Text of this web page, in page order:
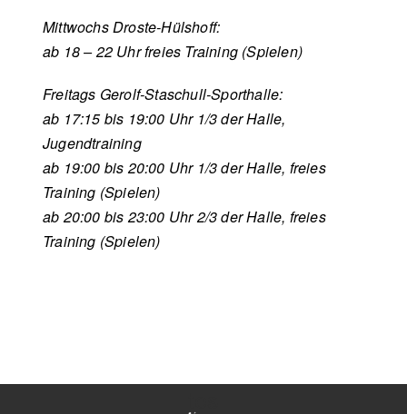
Mittwochs Droste-Hülshoff:
ab 18 – 22 Uhr freies Training (Spielen)
Freitags Gerolf-Staschull-Sporthalle:
ab 17:15 bis 19:00 Uhr 1/3 der Halle,
Jugendtraining
ab 19:00 bis 20:00 Uhr 1/3 der Halle, freies
Training (Spielen)
ab 20:00 bis 23:00 Uhr 2/3 der Halle, freies
Training (Spielen)